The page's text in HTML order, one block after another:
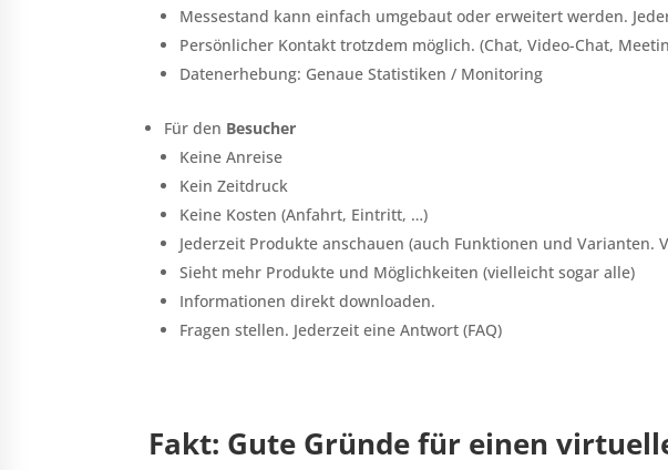
Messestand kann einfach umgebaut oder erweitert werden.
Persönlicher Kontakt trotzdem möglich. (Chat, Video-Chat,
Datenerhebung: Genaue Statistiken / Monitoring
Für den Besucher
Keine Anreise
Kein Zeitdruck
Keine Kosten (Anfahrt, Eintritt, …)
Jederzeit Produkte anschauen (auch Funktionen und Varianten.
Sieht mehr Produkte und Möglichkeiten (vielleicht sogar alle)
Informationen direkt downloaden.
Fragen stellen. Jederzeit eine Antwort (FAQ)
Fakt: Gute Gründe für einen